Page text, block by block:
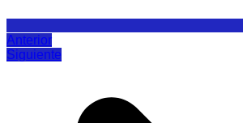
Anterior
Siguiente